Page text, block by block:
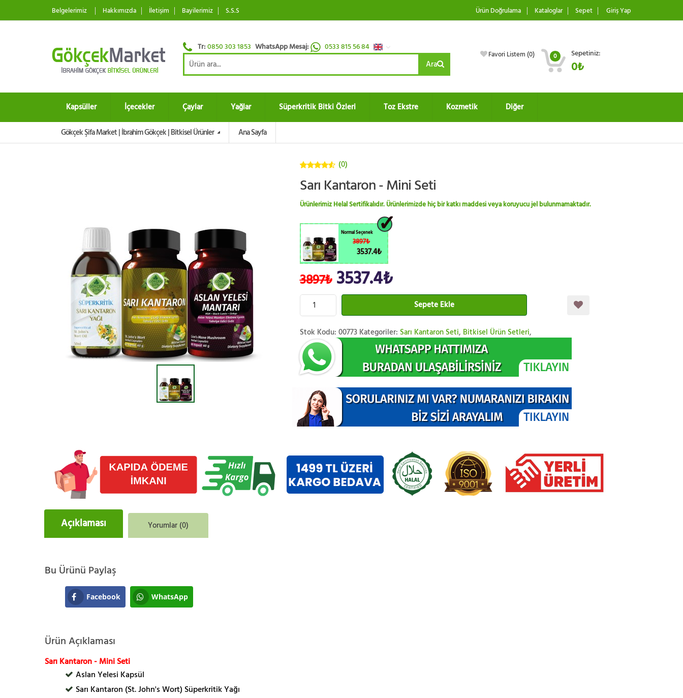
Belgelerimiz Hakkımızda İletişim Bayilerimiz S.S.S Ürün Doğrulama Kataloglar Sepet Giriş Yap
Tr:0850 303 1853 WhatsApp Mesaj: 0533 815 56 84
Ara
Favori Listem (0) 0 Sepetiniz:
0₺
Kapsüller İçecekler Çaylar Yağlar Süperkritik Bitki Özleri Toz Ekstre Kozmetik Diğer
Gökçek Şifa Market | İbrahim Gökçek | Bitkisel Ürünler Ana Sayfa
üzerinden
(0)
Sarı Kantaron - Mini Seti
Ürünlerimiz Helal Sertifikalıdır. Ürünlerimizde hiç bir katkı maddesi veya koruyucu jel bulunmamaktadır.
Normal Seçenek
3897₺
3537.4₺
3897₺3537.4₺
Sepete Ekle
Stok Kodu: 00773 Kategoriler: Sarı Kantaron Seti, Bitkisel Ürün Setleri,
Açıklaması Yorumlar (0)
Bu Ürünü Paylaş
Facebook WhatsApp
Ürün Açıklaması
Sarı Kantaron - Mini Seti
Aslan Yelesi Kapsül
Sarı Kantaron (St. John's Wort) Süperkritik Yağı